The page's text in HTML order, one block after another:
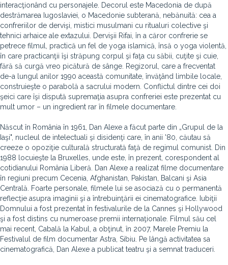
interacţionând cu personajele. Decorul este Macedonia de după
destrămarea Iugoslaviei, o Macedonie subterană, nebănuită: cea a
confreriilor de dervişi, mistici musulmani cu ritualuri colective şi
tehnici arhaice ale extazului. Dervişii Rifai, în a căror confrerie se
petrece filmul, practică un fel de yoga islamică, însă o yoga violentă,
în care practicanţii îşi străpung corpul şi faţa cu săbii, cuţite şi cuie,
fără să curgă vreo picătură de sânge. Regizorul, care a frecventat
de-a lungul anilor 1990 această comunitate, învăţând limbile locale,
construieşte o parabolă a sacrului modern. Conflictul dintre cei doi
şeici care îşi dispută supremaţia asupra confreriei este prezentat cu
mult umor – un ingredient rar în filmele documentare.
Născut în România în 1961, Dan Alexe a făcut parte din „Grupul de la
Iaşi", nucleul de intelectuali şi disidenţi care, în anii '80, căutau să
creeze o opoziţie culturală structurată faţă de regimul comunist. Din
1988 locuieşte la Bruxelles, unde este, în prezent, corespondent al
cotidianului România Liberă. Dan Alexe a realizat filme documentare
în regiuni precum Cecenia, Afghanistan, Pakistan, Balcani şi Asia
Centrală. Foarte personale, filmele lui se asociază cu o permanentă
reflecţie asupra imaginii şi a întrebuinţării ei cinematografice. Iubiţii
Domnului a fost prezentat în festivalurile de la Cannes şi Hollywood
şi a fost distins cu numeroase premii internaţionale. Filmul său cel
mai recent, Cabală la Kabul, a obţinut, în 2007, Marele Premiu la
Festivalul de film documentar Astra, Sibiu. Pe lângă activitatea sa
cinematografică, Dan Alexe a publicat teatru şi a semnat traduceri.